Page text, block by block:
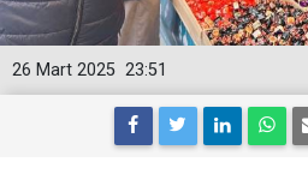
23:51
26 Mart 2025